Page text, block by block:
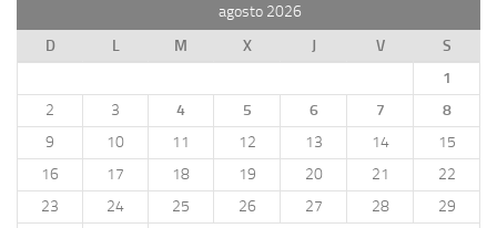
agosto 2026
D
L M X J V
S
1
2
3 4 5 6 7
8
9
10 11 12 13 14
15
16
17 18 19 20 21
22
23
24 25 26 27 28
29